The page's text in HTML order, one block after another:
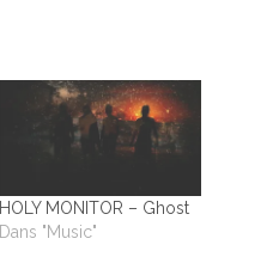
HOLY MONITOR – Ghost
Dans "Music"